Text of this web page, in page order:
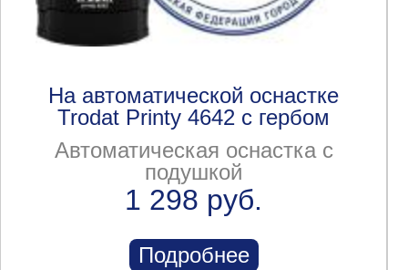
На автоматической оснастке
Trodat Printy 4642 с гербом
Автоматическая оснастка с
подушкой
1 298 руб.
Подробнее